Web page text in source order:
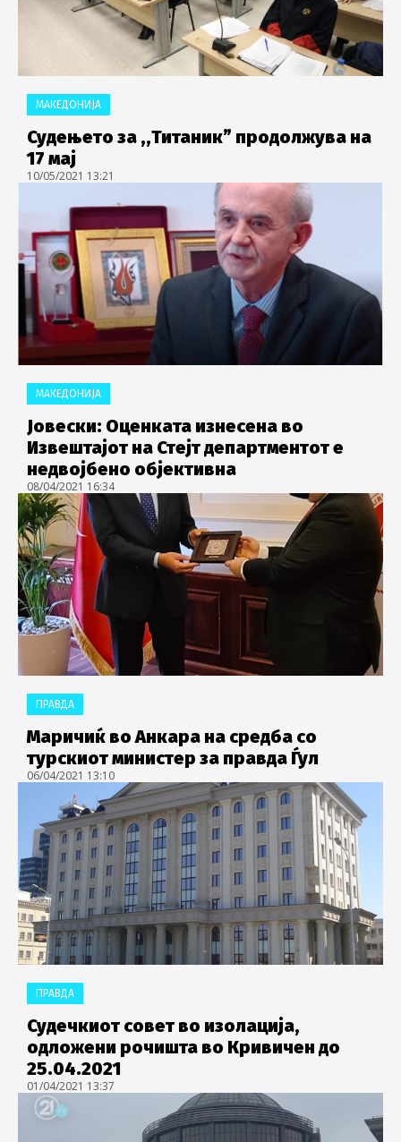
МАКЕДОНИЈА
Судењето за ,,Титаник” продолжува на
17 мај
10/05/2021 13:21
МАКЕДОНИЈА
Јовески: Оценката изнесена во
Извештајот на Стејт департментот е
недвојбено објективна
08/04/2021 16:34
ПРАВДА
Маричиќ во Анкара на средба со
турскиот министер за правда Ѓул
06/04/2021 13:10
ПРАВДА
Судечкиот совет во изолација,
одложени рочишта во Кривичен до
25.04.2021
01/04/2021 13:37